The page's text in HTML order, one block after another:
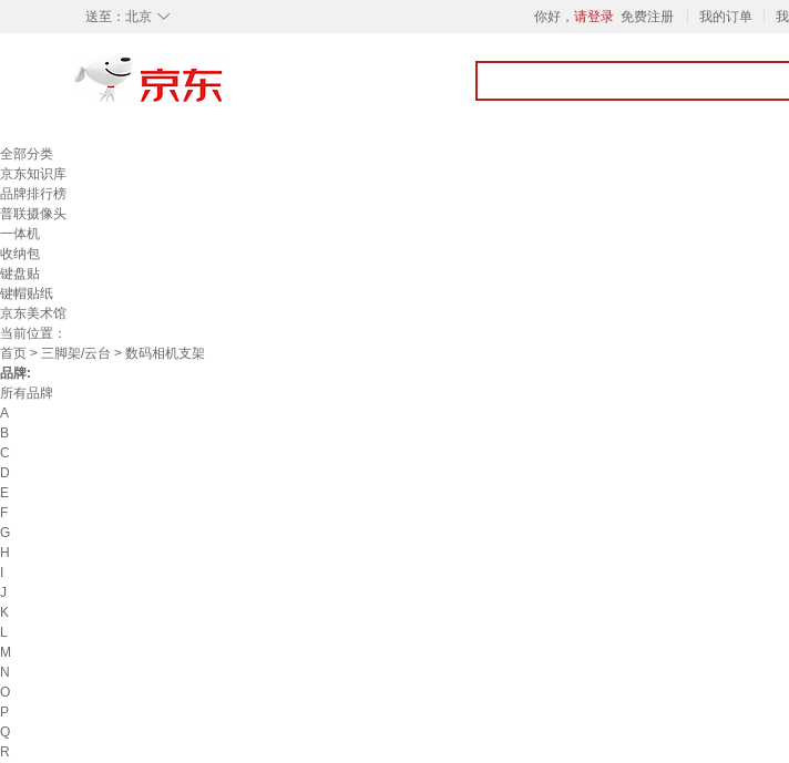
◇
送至： 北京 你好， 请登录 免费注册 我的订单
全部分类
京东知识库
品牌排行榜
普联摄像头
一体机
收纳包
键盘贴
键帽贴纸
京东美术馆
当前位置：
首页 > 三脚架/云台 > 数码相机支架
品牌:
所有品牌
A
B
C
D
E
F
G
H
J
K
L
M
N
O
P
Q
R